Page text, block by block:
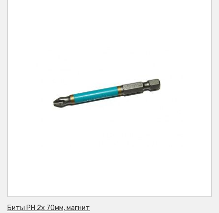
Биты PH 2х 70мм, магнит